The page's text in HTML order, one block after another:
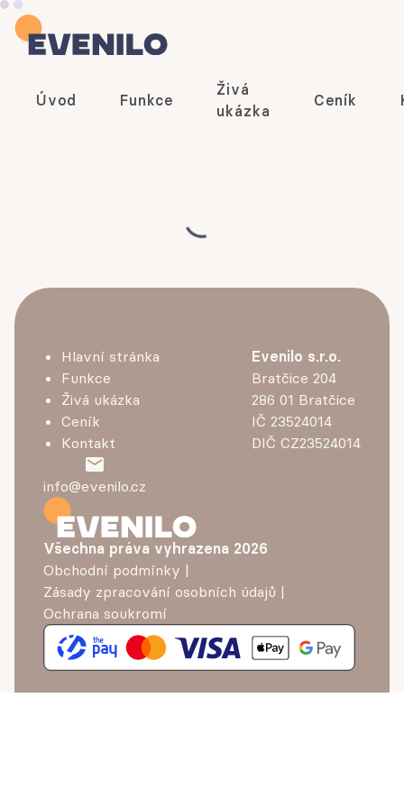
Úvod Funkce
Živá
ukázka
Ceník
Všechna práva vyhrazena 2026
Obchodní podmínky |
Zásady zpracování osobních údajů |
Ochrana soukromí
Hlavní stránka
Funkce
Živá ukázka
Ceník
Kontakt
Evenilo s.r.o.
Bratčice 204
286 01 Bratčice
IČ 23524014
DIČ CZ23524014
info@evenilo.cz